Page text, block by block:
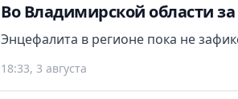
Во Владимирской области
Энцефалита в регионе пока не
18:33, 3 августа